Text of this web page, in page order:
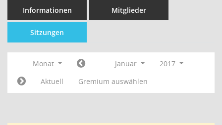
Informationen Mitglieder
Sitzungen
Monat Januar
2017
Aktuell
Gremium auswählen